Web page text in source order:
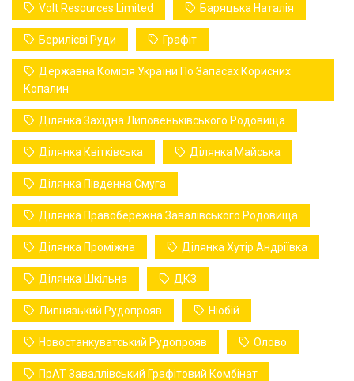
Volt Resources Limited Баряцька Наталія
Берилієві Руди Графіт
Державна Комісія України По Запасах Корисних
Копалин
Ділянка Західна Липовеньківського Родовища
Ділянка Квітківська Ділянка Майська
Ділянка Південна Смуга
Ділянка Правобережна Завалівського Родовища
Ділянка Проміжна Ділянка Хутір Андріївка
Ділянка Шкільна ДКЗ
Липнязький Рудопрояв Ніобій
Новостанкуватський Рудопрояв Олово
ПрАТ Заваллівський Графітовий Комбінат